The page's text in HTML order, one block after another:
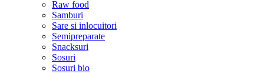
Raw food
Samburi
Sare si inlocuitori
Semipreparate
Snacksuri
Sosuri
Sosuri bio